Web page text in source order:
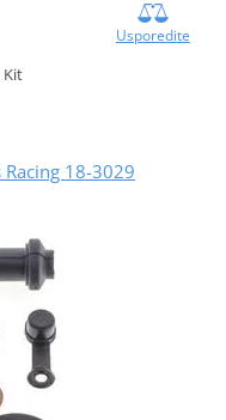
Usporedite
Kit
18-3029